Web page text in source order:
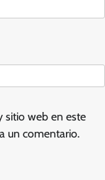
sitio web en este
un comentario.